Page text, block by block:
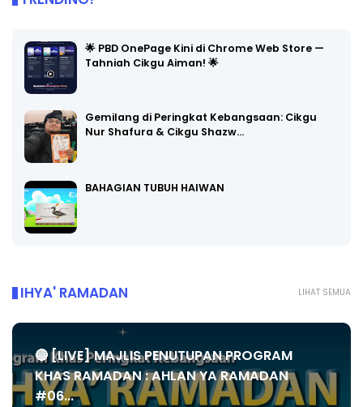
🌟 PBD OnePage Kini di Chrome Web Store —
Tahniah Cikgu Aiman! 🌟
Gemilang di Peringkat Kebangsaan: Cikgu
Nur Shafura & Cikgu Shazw…
BAHAGIAN TUBUH HAIWAN
LIHAT SEMUA
IHYA' RAMADAN
🔴 [LIVE] MAJLIS PENUTUPAN PROGRAM
KHAS RAMADAN : AHLAN YA RAMADAN
#06...